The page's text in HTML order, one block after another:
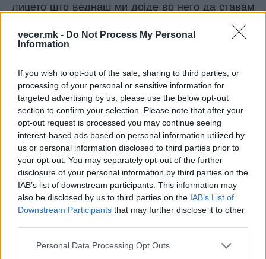
vecer.mk - Do Not Process My Personal
Information
If you wish to opt-out of the sale, sharing to third parties, or
processing of your personal or sensitive information for
targeted advertising by us, please use the below opt-out
section to confirm your selection. Please note that after your
opt-out request is processed you may continue seeing
interest-based ads based on personal information utilized by
us or personal information disclosed to third parties prior to
your opt-out. You may separately opt-out of the further
disclosure of your personal information by third parties on the
IAB’s list of downstream participants. This information may
also be disclosed by us to third parties on the IAB’s List of
Downstream Participants that may further disclose it to other
Personal Data Processing Opt Outs
лицето што веднаш ми дојде во него да ставам
Бившиот ми беше лав, одговори. А ти што си во
хороскоп, прашав и јас. Рак, возврати. Така се
како средство за чистење на веце-шолјата. Што
ти е, праша, мама и тато, шепнав, умреа од рак.
И живеевме среќно разделени до крајот на
пасусов.
Знам, ви се преврте утробата. Нема да видите
од мене автобиографија, не сакам никому да му
ја загорчувам стварноста. За разлика од мене,
поголемиот дел од човештвото си ја наоѓа
сродната душа, љубовта на својот живот.
Кулминација на таа потрага, вообичаено се…
родителот останало како неостварена